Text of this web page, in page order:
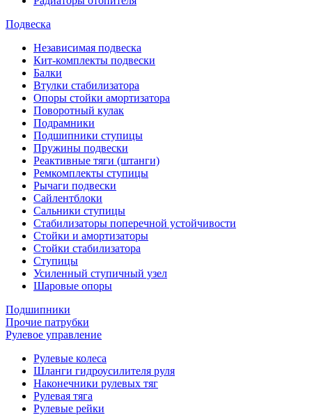
Подвеска
Независимая подвеска
Кит-комплекты подвески
Балки
Втулки стабилизатора
Опоры стойки амортизатора
Поворотный кулак
Подрамники
Подшипники ступицы
Пружины подвески
Реактивные тяги (штанги)
Ремкомплекты ступицы
Рычаги подвески
Сайлентблоки
Сальники ступицы
Стабилизаторы поперечной устойчивости
Стойки и амортизаторы
Стойки стабилизатора
Ступицы
Усиленный ступичный узел
Шаровые опоры
Подшипники
Прочие патрубки
Рулевое управление
Рулевые колеса
Шланги гидроусилителя руля
Наконечники рулевых тяг
Рулевая тяга
Рулевые рейки